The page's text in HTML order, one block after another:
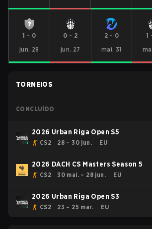
1 - 0
jun. 28
0 - 2
jun. 27
2 - 0
mai. 31
1
TORNEIOS
CONCLUÍDO
2026 Urban Riga Open S5
CS2 28 – 30 jun. EU
2026 DACH CS Masters Season 5
CS2 30 mai. – 28 jun. EU
2026 Urban Riga Open S3
CS2 23 – 25 mar. EU